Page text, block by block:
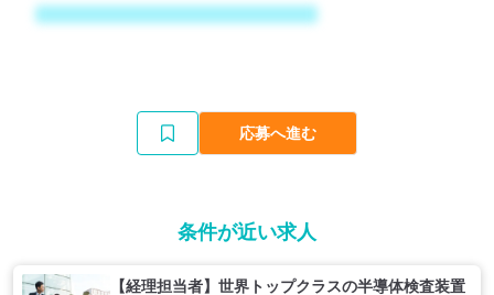
応募へ進む
条件が近い求人
【経理担当者】世界トップクラスの半導体検査装置